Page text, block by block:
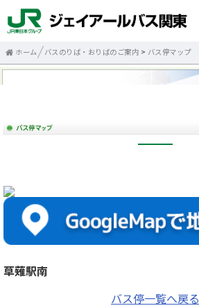
ホーム バスのりば・おりばのご案内 > バス停マップ
草薙駅南
バス停一覧へ戻る